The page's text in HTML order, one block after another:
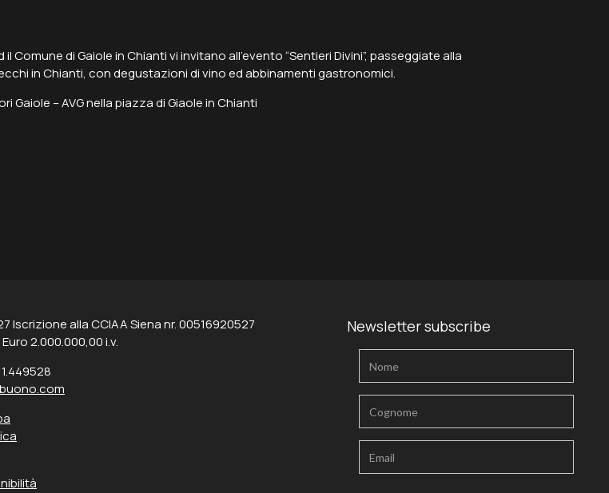
Comune di Gaiole in Chianti vi invitano all’evento “Sentieri Divini”, passeggiate alla
in Chianti, con degustazioni di vino ed abbinamenti gastronomici.
Gaiole – AVG nella piazza di Giaole in Chianti
Iscrizione alla CCIAA Siena nr. 00516920527
2.000.000,00 i.v.
Newsletter subscribe